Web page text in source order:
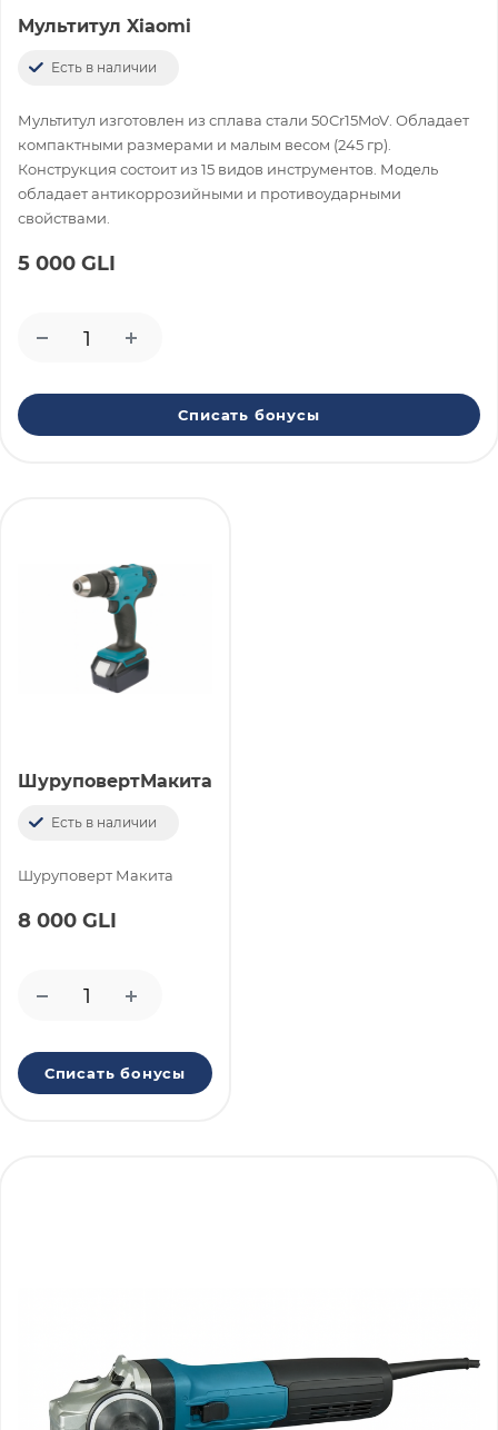
Мультитул Xiaomi
Есть в наличии
Мультитул изготовлен из сплава стали 50Cr15MoV. Обладает
компактными размерами и малым весом (245 гр).
Конструкция состоит из 15 видов инструментов. Модель
обладает антикоррозийными и противоударными
свойствами.
5 000 GLI
Списать бонусы
ШуруповертМакита
Есть в наличии
Шуруповерт Макита
8 000 GLI
Списать бонусы